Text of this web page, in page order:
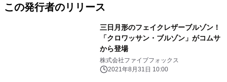
この発行者のリリース
三日月形のフェイクレザーブルゾン！
「クロワッサン・ブルゾン」がコムサ
から登場
株式会社ファイブフォックス
2021年8月31日 10:00